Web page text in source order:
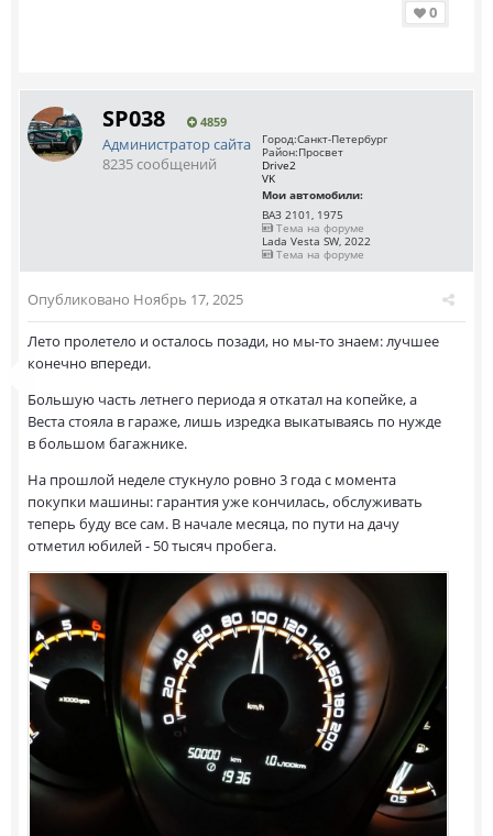
0
SP038 4859
Администратор сайта
8235 сообщений
Город:Санкт-Петербург
Район:Просвет
Drive2
VK
Мои автомобили:
ВАЗ 2101, 1975
Тема на форуме
Lada Vesta SW, 2022
Тема на форуме
Опубликовано Ноябрь 17, 2025
Лето пролетело и осталось позади, но мы-то знаем: лучшее
конечно впереди.
Большую часть летнего периода я откатал на копейке, а
Веста стояла в гараже, лишь изредка выкатываясь по нужде
в большом багажнике.
На прошлой неделе стукнуло ровно 3 года с момента
покупки машины: гарантия уже кончилась, обслуживать
теперь буду все сам. В начале месяца, по пути на дачу
отметил юбилей - 50 тысяч пробега.